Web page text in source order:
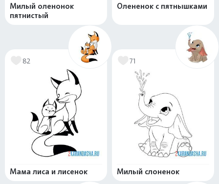
Милый оленонок
пятнистый
Олененок с пятнышками
82
Мама лиса и лисенок
71
Милый слоненок